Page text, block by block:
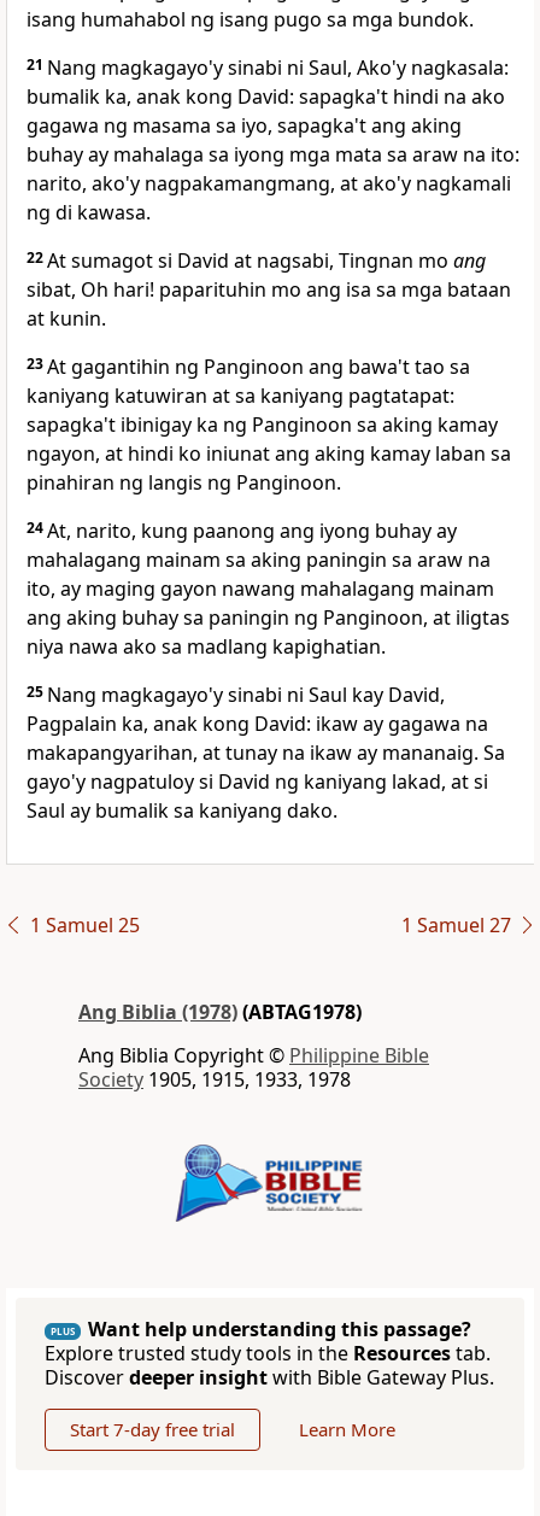
isang humahabol ng isang pugo sa mga bundok.
21 Nang magkagayo'y sinabi ni Saul, Ako'y nagkasala:
bumalik ka, anak kong David: sapagka't hindi na ako
gagawa ng masama sa iyo, sapagka't ang aking
buhay ay mahalaga sa iyong mga mata sa araw na ito:
narito, ako'y nagpakamangmang, at ako'y nagkamali
ng di kawasa.
22At sumagot si David at nagsabi, Tingnan mo ang
sibat, Oh hari! paparituhin mo ang isa sa mga bataan
at kunin.
23At gagantihin ng Panginoon ang bawa't tao sa
kaniyang katuwiran at sa kaniyang pagtatapat:
sapagka't ibinigay ka ng Panginoon sa aking kamay
ngayon, at hindi ko iniunat ang aking kamay laban sa
pinahiran ng langis ng Panginoon.
24At, narito, kung paanong ang iyong buhay ay
mahalagang mainam sa aking paningin sa araw na
ito, ay maging gayon nawang mahalagang mainam
ang aking buhay sa paningin ng Panginoon, at iligtas
niya nawa ako sa madlang kapighatian.
25 Nang magkagayo'y sinabi ni Saul kay David,
Pagpalain ka, anak kong David: ikaw ay gagawa na
makapangyarihan, at tunay na ikaw ay mananaig. Sa
gayo'y nagpatuloy si David ng kaniyang lakad, at si
Saul ay bumalik sa kaniyang dako.
1 Samuel 25 1 Samuel 27
Ang Biblia (1978)(ABTAG1978)
Ang Biblia Copyright © Philippine Bible
Society 1905, 1915, 1933, 1978
PLUS
Want help understanding this passage?
Explore trusted study tools in the Resourcestab.
Discoverdeeper insightwith Bible Gateway Plus.
Start 7-day free trial Learn More